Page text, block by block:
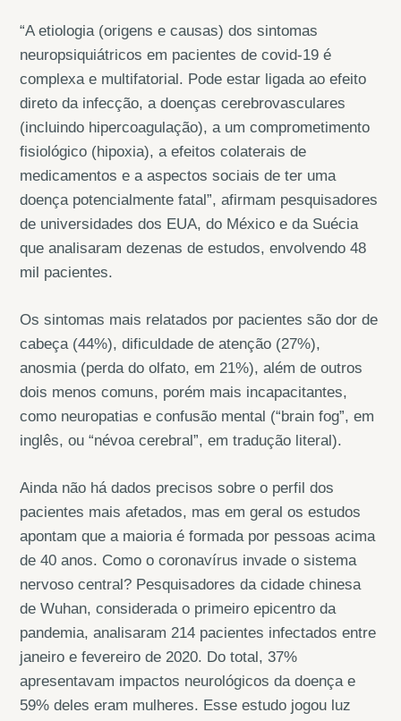
“A etiologia (origens e causas) dos sintomas
neuropsiquiátricos em pacientes de covid-19 é
complexa e multifatorial. Pode estar ligada ao efeito
direto da infecção, a doenças cerebrovasculares
(incluindo hipercoagulação), a um comprometimento
fisiológico (hipoxia), a efeitos colaterais de
medicamentos e a aspectos sociais de ter uma
doença potencialmente fatal”, afirmam pesquisadores
de universidades dos EUA, do México e da Suécia
que analisaram dezenas de estudos, envolvendo 48
mil pacientes.
Os sintomas mais relatados por pacientes são dor de
cabeça (44%), dificuldade de atenção (27%),
anosmia (perda do olfato, em 21%), além de outros
dois menos comuns, porém mais incapacitantes,
como neuropatias e confusão mental (“brain fog”, em
inglês, ou “névoa cerebral”, em tradução literal).
Ainda não há dados precisos sobre o perfil dos
pacientes mais afetados, mas em geral os estudos
apontam que a maioria é formada por pessoas acima
de 40 anos. Como o coronavírus invade o sistema
nervoso central? Pesquisadores da cidade chinesa
de Wuhan, considerada o primeiro epicentro da
pandemia, analisaram 214 pacientes infectados entre
janeiro e fevereiro de 2020. Do total, 37%
apresentavam impactos neurológicos da doença e
59% deles eram mulheres. Esse estudo jogou luz